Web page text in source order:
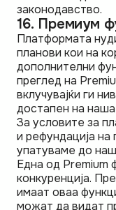
законодавство.
16. Премиум
Платформата
планови кои на
дополнителни
преглед на
вклучувајќи ги
достапен на
За условите за
и рефундација на
упатуваме до
Една од Premium
конкуренција.
имаат оваа
можат да видат